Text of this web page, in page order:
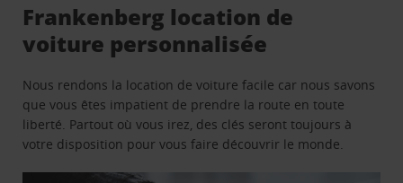
Frankenberg location de
voiture personnalisée
Nous rendons la location de voiture facile car nous savons
que vous êtes impatient de prendre la route en toute
liberté. Partout où vous irez, des clés seront toujours à
votre disposition pour vous faire découvrir le monde.